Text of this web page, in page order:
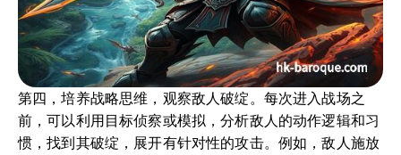
第四，培养战略思维，观察敌人破绽。每次进入战场之
前，可以利用目标侦察或模拟，分析敌人的动作逻辑和习
惯，找到其破绽，展开有针对性的攻击。例如，敌人施放